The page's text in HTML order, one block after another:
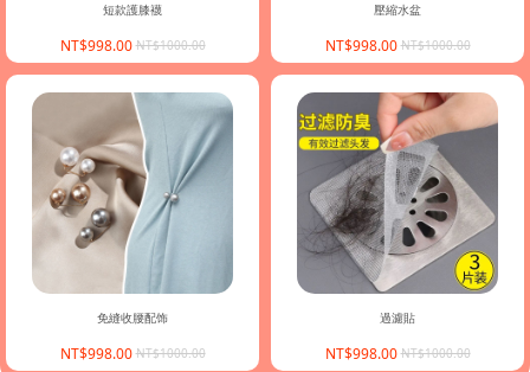
短款護膝襪
NT$998.00NT$1000.00
壓縮水盆
NT$998.00NT$1000.00
免縫收腰配饰
NT$998.00NT$1000.00
過濾貼
NT$998.00NT$1000.00